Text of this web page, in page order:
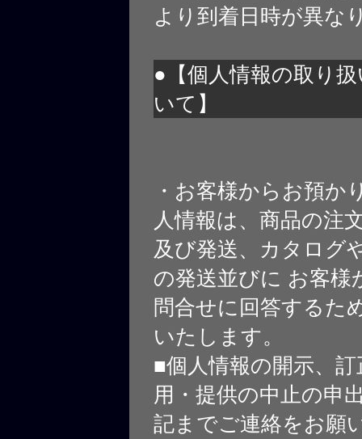
より到着日時が異な
●【個人情報の取り
いて】
・お客様からお預か
人情報は、商品の注
及び発送、カタログ
の発送並びに お客様
問合せに回答するた
いたします。
■個人情報の開示、
用・提供の中止の申
記までご連絡をお願